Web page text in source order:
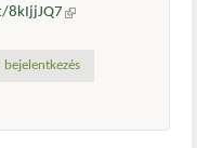
(külső
bejelentkezés